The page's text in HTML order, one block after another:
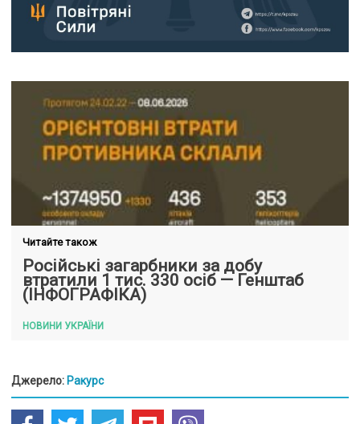
Читайте також
Російські загарбники за добу
втратили 1 тис. 330 осіб — Генштаб
(ІНФОГРАФІКА)
НОВИНИ УКРАЇНИ
Джерело: Ракурс